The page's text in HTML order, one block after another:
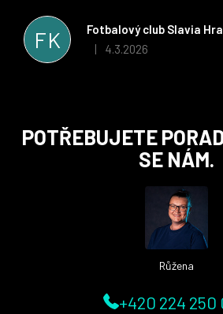
FK
Fotbalový club Slavia
Hodnocení obchodu je 5 z
| 4.3.2026
stran. Věříme, že v tomto duchu bude
i nadále, nyní už začínáme řešit i první
POTŘEBUJETE
SE NÁM.
Růžena
+420 224 250